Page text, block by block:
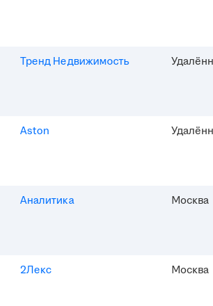
Тренд Недвижимость
Aston
Аналитика Москва
2Лекс Москва